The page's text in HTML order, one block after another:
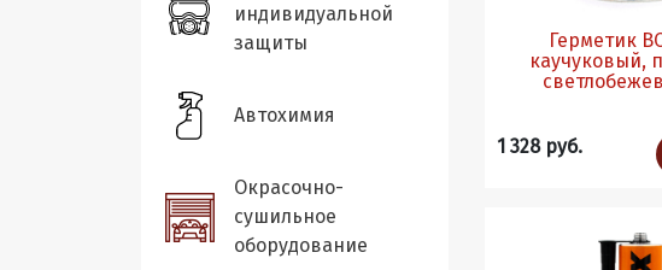
индивидуальной
защиты
Автохимия
Окрасочно-
сушильное
оборудование
Герметик
каучуковый,
1 328 руб.